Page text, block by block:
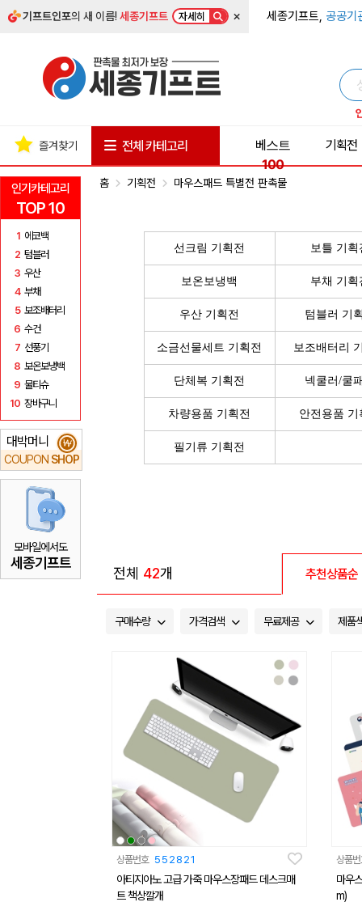
기프트인포의 새 이름!세종기프트 자세히 × 세종기프트, 공공기
인기카테고리
TOP 10
1 에코백
2 텀블러
3 우산
4 부채
5 보조배터리
6 수건
7 선풍기
8 보온보냉백
9 물티슈
10 장바구니
대박머니
COUPON SHOP
₩
모바일에서도
세종기프트
즐겨찾기 전체 카테고리
베스트
100
기획전
홈 기획전 마우스패드 특별전 판촉물
선크림 기획전 보틀 기획
보온보냉백 부채 기획
우산 기획전 텀블러 기
소금선물세트 기획전 보조배터리
단체복 기획전 넥쿨러/쿨
차량용품 기획전 안전용품 기
필기류 기획전
전체 42개 추천상품순
구매수량 가격검색 무료제공 제품
상품번호 552821
아티지아노 고급 가죽 마우스장패드 데스크매
트 책상깔개
상품
마우스
m)